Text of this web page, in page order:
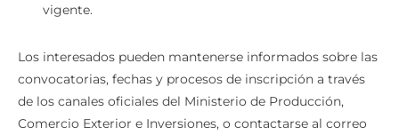
vigente.
Los interesados pueden mantenerse informados sobre las
convocatorias, fechas y procesos de inscripción a través
de los canales oficiales del Ministerio de Producción,
Comercio Exterior e Inversiones, o contactarse al correo